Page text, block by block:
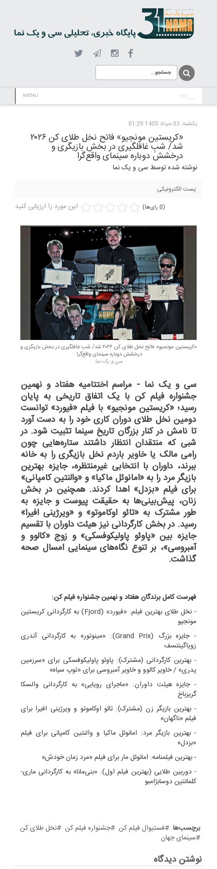
MENU
یکشنبه, 03 خرداد 1405 01:29
«کریستین مونجیو» فاتح نخل طلای کن ۲۰۲۶
شد/ شبِ غافلگیری در بخش بازیگری و
درخشش دوباره سینمای واقع‌گرا ‌
نوشته شده توسط سی و یک نما
پست الکترونیکی
این مورد را ارزیابی کنید (0 رای‌ها)
«کریستین مونجیو» فاتح نخل طلای کن ۲۰۲۶ شد/ شبِ غافلگیری در بخش بازیگری و
درخشش دوباره سینمای واقع‌گرا ‌
سی و یک نما
سی و یک نما - مراسم اختتامیه هفتاد و نهمین
جشنواره فیلم کن با یک اتفاق تاریخی به پایان
رسید؛ «کریستین مونجیو» با فیلم «فیورد» توانست
دومین نخل طلای دوران کاری خود را به دست آورد
تا نامش در کنار بزرگان تاریخ سینما تثبیت شود. در
شبی که منتقدان انتظار داشتند ستاره‌هایی چون
رامی مالک یا خاویر باردم نخل بازیگری را به خانه
ببرند، داوران با انتخابی غیرمنتظره، جایزه بهترین
بازیگر مرد را به «امانوئل ماکیا» و «والنتین کامپانی»
برای فیلم «بزدل» اهدا کردند. همچنین در بخش
زنان، پیش‌بینی‌ها به حقیقت پیوست و جایزه به
طور مشترک به «تائو اوکاموتو» و «ویرژینی افیرا»
رسید. در بخش کارگردانی نیز هیئت داوران با تقسیم
جایزه بین «پاوئو پاولیکوفسکی» و زوج «کالوو و
آمبروسی»، بر تنوع نگاه‌های سینمایی امسال صحه
گذاشت.
فهرست کامل برندگان هفتاد و نهمین جشنواره فیلم کن:
‌- نخل طلای بهترین فیلم: «فیورد» (Fjord) به کارگردانی کریستین
مونجیو
- جایزه بزرگ (Grand Prix): «مینوتور» به کارگردانی آندری
زویاگینتسف
- بهترین کارگردانی (مشترک): پاوئو پاولیکوفسکی برای «سرزمین
پدری» / خاویر کالوو و خاویر آمبروسی برای «توپ سیاه»
- جایزه هیئت داوران: «ماجرای رویایی» به کارگردانی والسکا
گریزباخ
- بهترین بازیگر زن (مشترک): تائو اوکاموتو و ویرژینی افیرا برای
فیلم «ناگهان»
- بهترین بازیگر مرد: امانوئل ماکیا و والنتین کامپانی برای فیلم
«بزدل»
- بهترین فیلمنامه: امانوئل مار برای فیلم «مرد زمان خودش»
- دوربین طلایی (بهترین فیلم اول): «بنی‌مانا» به کارگردانی ماری-
کلمانتین دوسابژامبو
برچسب‌ها فستیوال فیلم کن جشنواره فیلم کن
نخل طلای کن
سینمای جهان
نوشتن دیدگاه